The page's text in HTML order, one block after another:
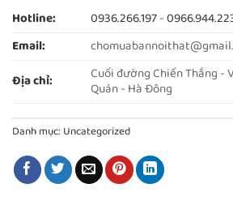
Hotline: 0936.266.197-
Email:
Địa chỉ:
Cuối đường Chiến Thắng -
Quán - Hà Đông
Danh mục: Uncategorized